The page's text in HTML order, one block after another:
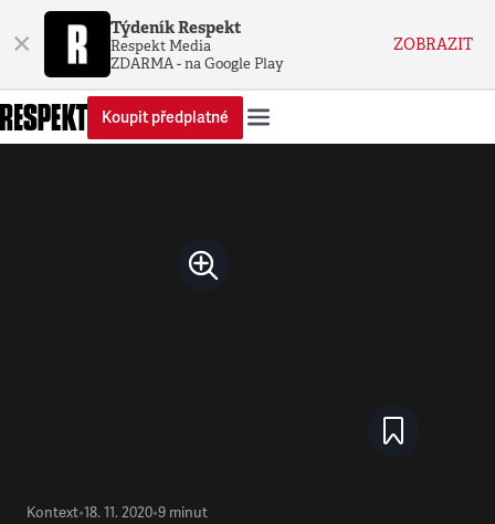
× Týdeník Respekt
Respekt Media
ZDARMA - na Google Play
ZOBRAZIT
Koupit předplatné
Kontext•18. 11. 2020•9 minut